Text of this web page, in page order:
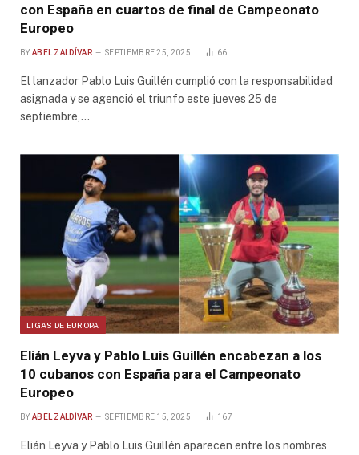
con España en cuartos de final de Campeonato
Europeo
BY ABEL ZALDÍVAR SEPTIEMBRE 25, 2025 66
El lanzador Pablo Luis Guillén cumplió con la responsabilidad
asignada y se agenció el triunfo este jueves 25 de
septiembre,…
LIGAS DE EUROPA
Elián Leyva y Pablo Luis Guillén encabezan a los
10 cubanos con España para el Campeonato
Europeo
BY ABEL ZALDÍVAR SEPTIEMBRE 15, 2025 167
Elián Leyva y Pablo Luis Guillén aparecen entre los nombres